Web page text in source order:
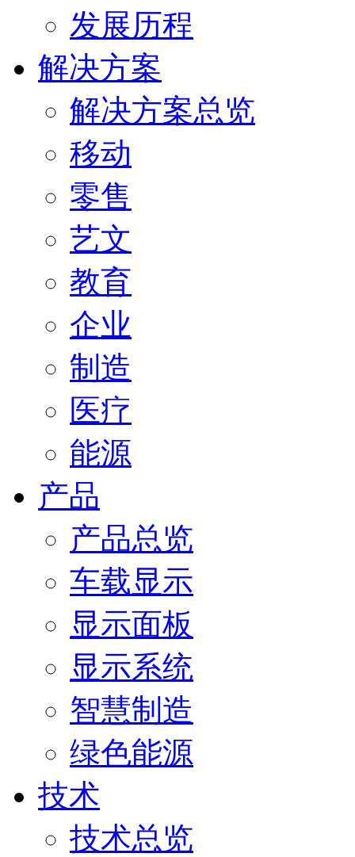
发展历程
解决方案
解决方案总览
移动
零售
艺文
教育
企业
制造
医疗
能源
产品
产品总览
车载显示
显示面板
显示系统
智慧制造
绿色能源
技术
技术总览